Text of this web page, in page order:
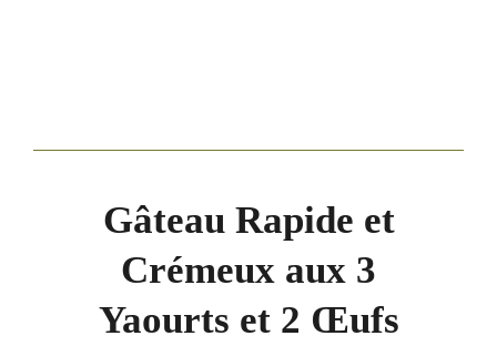
Gâteau Rapide et
Crémeux aux 3
Yaourts et 2 Œufs